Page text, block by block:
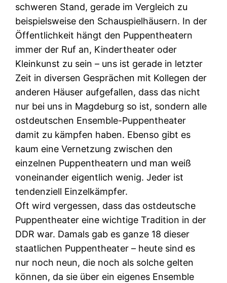
schweren Stand, gerade im Vergleich zu
beispielsweise den Schauspielhäusern. In der
Öffentlichkeit hängt den Puppentheatern
immer der Ruf an, Kindertheater oder
Kleinkunst zu sein – uns ist gerade in letzter
Zeit in diversen Gesprächen mit Kollegen der
anderen Häuser aufgefallen, dass das nicht
nur bei uns in Magdeburg so ist, sondern alle
ostdeutschen Ensemble-Puppentheater
damit zu kämpfen haben. Ebenso gibt es
kaum eine Vernetzung zwischen den
einzelnen Puppentheatern und man weiß
voneinander eigentlich wenig. Jeder ist
tendenziell Einzelkämpfer.
Oft wird vergessen, dass das ostdeutsche
Puppentheater eine wichtige Tradition in der
DDR war. Damals gab es ganze 18 dieser
staatlichen Puppentheater – heute sind es
nur noch neun, die noch als solche gelten
können, da sie über ein eigenes Ensemble